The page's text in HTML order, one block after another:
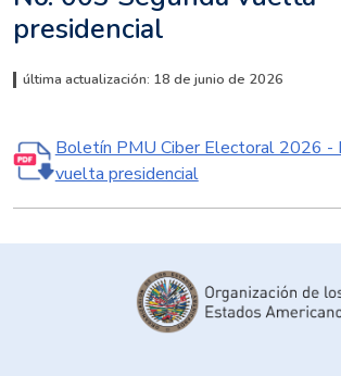
presidencial
última actualización: 18 de junio de 2026
Boletín PMU Ciber Electoral 2026 -
vuelta presidencial